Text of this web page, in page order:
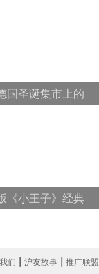
国圣诞集市上的
《小王子》经典
们 沪友故事 推广联盟